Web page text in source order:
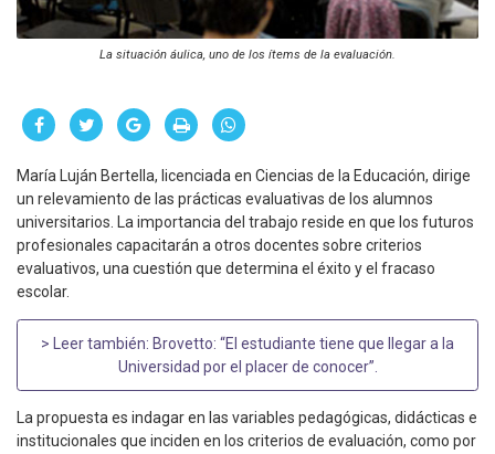
La situación áulica, uno de los ítems de la evaluación.
María Luján Bertella, licenciada en Ciencias de la Educación, dirige
un relevamiento de las prácticas evaluativas de los alumnos
universitarios. La importancia del trabajo reside en que los futuros
profesionales capacitarán a otros docentes sobre criterios
evaluativos, una cuestión que determina el éxito y el fracaso
escolar.
> Leer también: Brovetto: “El estudiante tiene que llegar a la
Universidad por el placer de conocer”
La propuesta es indagar en las variables pedagógicas, didácticas e
institucionales que inciden en los criterios de evaluación, como por